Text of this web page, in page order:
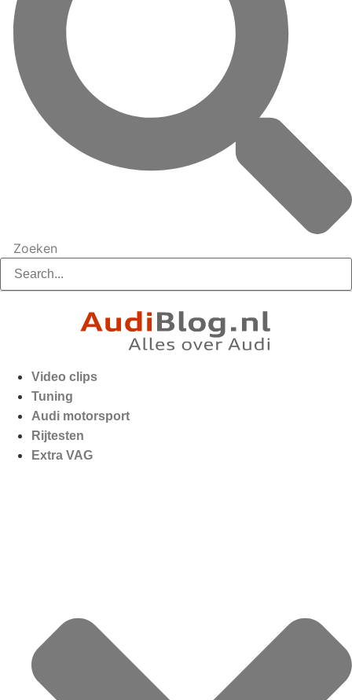
Zoeken
Video clips
Tuning
Audi motorsport
Rijtesten
Extra VAG